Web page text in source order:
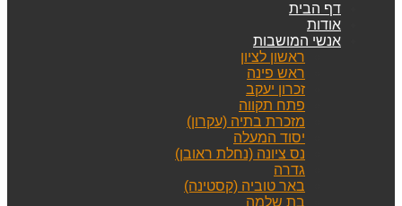
דף הבית
אודות
אנשי המושבות
ראשון לציון
ראש פינה
זכרון יעקב
פתח תקווה
מזכרת בתיה (עקרון)
יסוד המעלה
נס ציונה (נחלת ראובן)
גדרה
באר טוביה (קסטינה)
בת שלמה